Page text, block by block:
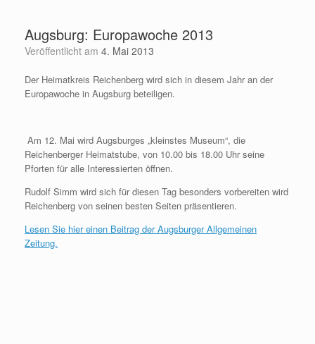
springenAugsburg: Europawoche 2013
Veröffentlicht am 4. Mai 2013
Der Heimatkreis Reichenberg wird sich in diesem Jahr an der
Europawoche in Augsburg beteiligen.
Am 12. Mai wird Augsburges „kleinstes Museum“, die
Reichenberger Heimatstube, von 10.00 bis 18.00 Uhr seine
Pforten für alle Interessierten öffnen.
Rudolf Simm wird sich für diesen Tag besonders vorbereiten wird
Reichenberg von seinen besten Seiten präsentieren.
Lesen Sie hier einen Beitrag der Augsburger Allgemeinen
Zeitung.